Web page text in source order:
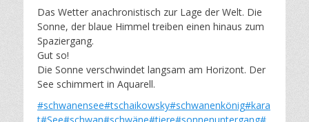
Das Wetter anachronistisch zur Lage der Welt. Die
Sonne, der blaue Himmel treiben einen hinaus zum
Spaziergang.
Gut so!
Die Sonne verschwindet langsam am Horizont. Der
See schimmert in Aquarell.
#schwanensee#tschaikowsky#schwanenkönig#kara